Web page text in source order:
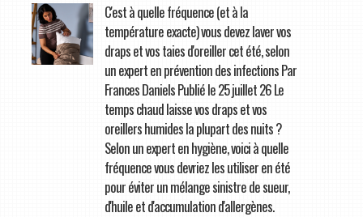
C'est à quelle fréquence (et à la
température exacte) vous devez laver vos
draps et vos taies d'oreiller cet été, selon
un expert en prévention des infections Par
Frances Daniels Publié le 25 juillet 26 Le
temps chaud laisse vos draps et vos
oreillers humides la plupart des nuits ?
Selon un expert en hygiène, voici à quelle
fréquence vous devriez les utiliser en été
pour éviter un mélange sinistre de sueur,
d'huile et d'accumulation d'allergènes.